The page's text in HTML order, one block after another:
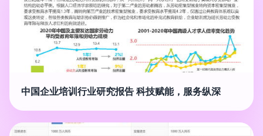
中国企业培训行业研究报告 科技赋能，服务纵深